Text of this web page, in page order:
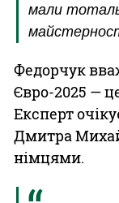
мали
Федорчук
Євро-2025 —
Експерт
Дмитра
німцями.